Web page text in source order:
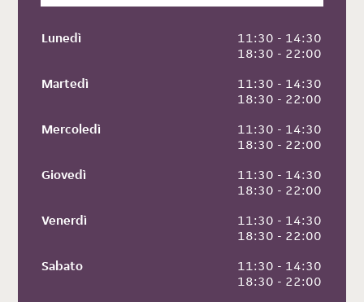
Lunedì
11:30 - 14:30
18:30 - 22:00
Martedì
11:30 - 14:30
18:30 - 22:00
Mercoledì
11:30 - 14:30
18:30 - 22:00
Giovedì
11:30 - 14:30
18:30 - 22:00
Venerdì
11:30 - 14:30
18:30 - 22:00
Sabato
11:30 - 14:30
18:30 - 22:00